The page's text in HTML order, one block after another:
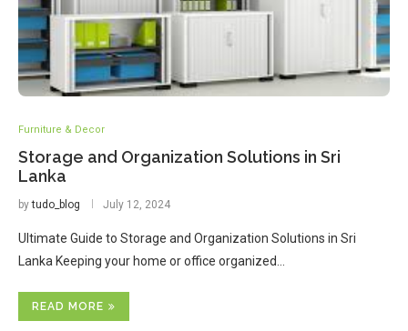
Furniture & Decor
Storage and Organization Solutions in Sri
Lanka
bytudo_blog July 12, 2024
Ultimate Guide to Storage and Organization Solutions in Sri
Lanka Keeping your home or office organized…
READ MORE